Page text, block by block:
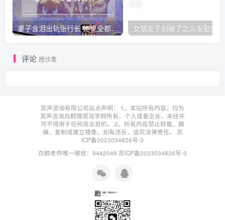
妻子含泪出轨张行长 她说全都是因为家中
评论 抢沙发
奕声咨询有限公司站点声明： 1、本站所有内容，均为
奕声咨询白鹤情感泡学网所有，个人或者企业，未经许
可不得用于任何商业目的。 2、所有内容禁止转载、摘
编、复制或建立镜像，如有违反，追究法律责任。 苏
ICP备2023034826号-3
白鹤老师唯一微信：9442049 苏ICP备2023034826号-3